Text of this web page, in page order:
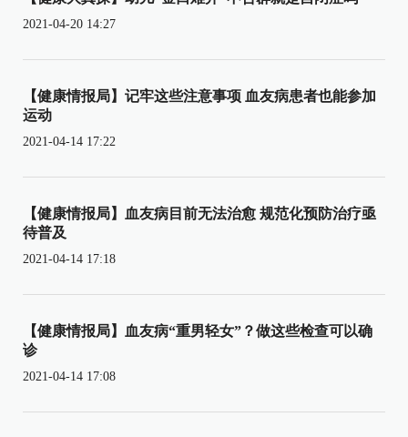
2021-04-20 14:27
【健康情报局】记牢这些注意事项 血友病患者也能参加
运动
2021-04-14 17:22
【健康情报局】血友病目前无法治愈 规范化预防治疗亟
待普及
2021-04-14 17:18
【健康情报局】血友病“重男轻女”？做这些检查可以确
诊
2021-04-14 17:08